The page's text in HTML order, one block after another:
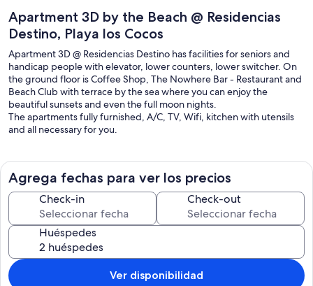
Apartment 3D by the Beach @ Residencias
Destino, Playa los Cocos
Apartment 3D @ Residencias Destino has facilities for seniors and
handicap people with elevator, lower counters, lower switcher. On
the ground floor is Coffee Shop, The Nowhere Bar - Restaurant and
Beach Club with terrace by the sea where you can enjoy the
beautiful sunsets and even the full moon nights.
The apartments fully furnished, A/C, TV, Wifi, kitchen with utensils
and all necessary for you.
Agrega fechas para ver los precios
Check-in Check-out
Huéspedes
Ver disponibilidad